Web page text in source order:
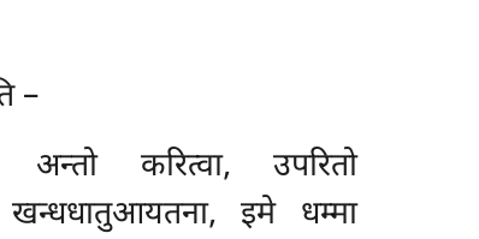
–
करित्वा, उपरितो
खन्धधातुआयतना, इमे धम्मा